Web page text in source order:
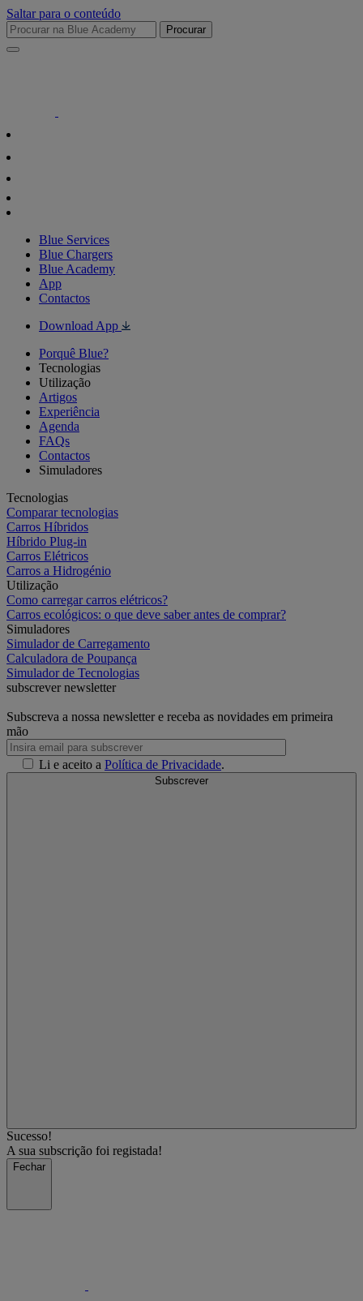
Saltar para o conteúdo
Procurar
Blue Services
Blue Chargers
Blue Academy
App
Contactos
Download App
Porquê Blue?
Tecnologias
Utilização
Artigos
Experiência
Agenda
FAQs
Contactos
Simuladores
Tecnologias
Comparar tecnologias
Carros Híbridos
Híbrido Plug-in
Carros Elétricos
Carros a Hidrogénio
Utilização
Como carregar carros elétricos?
Carros ecológicos: o que deve saber antes de comprar?
Simuladores
Simulador de Carregamento
Calculadora de Poupança
Simulador de Tecnologias
subscrever newsletter
Subscreva a nossa newsletter e receba as novidades em primeira
mão
Li e aceito a Política de Privacidade.
Subscrever
Sucesso!
A sua subscrição foi registada!
Fechar